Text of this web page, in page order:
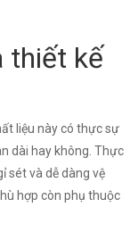
thiết kế
liệu này có thực sự
dài hay không. Thực
sét và dễ dàng vệ
hợp còn phụ thuộc